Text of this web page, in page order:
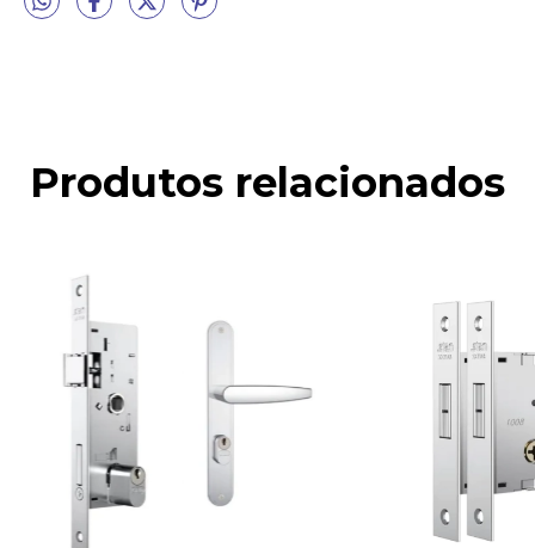
Produtos relacionados